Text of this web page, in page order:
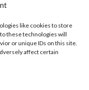
like cookies to store
these technologies will
or unique IDs on this site.
affect certain